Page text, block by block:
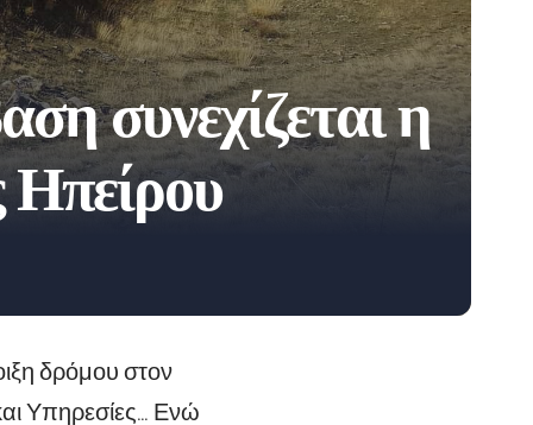
συνεχίζεται η
Ηπείρου
δρόμου στον
Υπηρεσίες… Ενώ